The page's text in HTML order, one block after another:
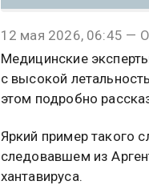
12 мая 2026, 06:45 —
Медицинские
с высокой
этом подробно
Яркий пример такого
следовавшем из
хантавируса.